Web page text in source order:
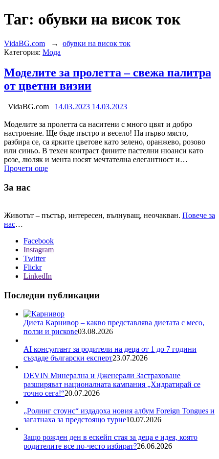
Таг: обувки на висок ток
VidaBG.com → обувки на висок ток
Категория: Мода
Моделите за пролетта – свежа палитра
от цветни визии
VidaBG.com 14.03.2023 14.03.2023
Моделите за пролетта са наситени с много цвят и добро
настроение. Ще бъде пъстро и весело! На първо място,
разбира се, са ярките цветове като зелено, оранжево, розово
или синьо. В техен контраст фините пастелни нюанси като
розе, люляк и мента носят мечтателна елегантност и…
Прочети още
За нас
Животът – пъстър, интересен, вълнуващ, неочакван. Повече за
нас…
Facebook
Instagram
Twitter
Flickr
LinkedIn
Последни публикации
Диета Карнивор – какво представлява диетата с месо,
ползи и рискове03.08.2026
AI консултант за родители на деца от 1 до 7 години
създаде български експерт23.07.2026
DEVIN Минерална и Дженерали Застраховане
разширяват националната кампания „Хидратирай се
точно сега!“20.07.2026
„Ролинг стоунс“ издадоха новия албум Foreign Tongues и
загатнаха за предстоящо турне10.07.2026
Защо рожден ден в ескейп стая за деца е идея, която
родителите все по-често избират?26.06.2026